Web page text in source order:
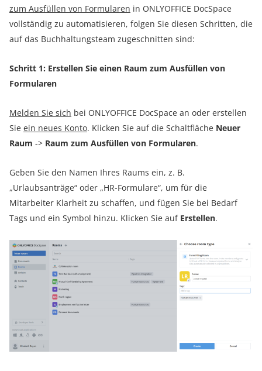
zum Ausfüllen von Formularen in ONLYOFFICE DocSpace
vollständig zu automatisieren, folgen Sie diesen Schritten, die
auf das Buchhaltungsteam zugeschnitten sind:
Schritt 1: Erstellen Sie einen Raum zum Ausfüllen von
Formularen
Melden Sie sich bei ONLYOFFICE DocSpace an oder erstellen
Sie ein neues Konto. Klicken Sie auf die Schaltfläche Neuer
Raum -> Raum zum Ausfüllen von Formularen.
Geben Sie den Namen Ihres Raums ein, z. B.
„Urlaubsanträge“ oder „HR-Formulare“, um für die
Mitarbeiter Klarheit zu schaffen, und fügen Sie bei Bedarf
Tags und ein Symbol hinzu. Klicken Sie auf Erstellen.